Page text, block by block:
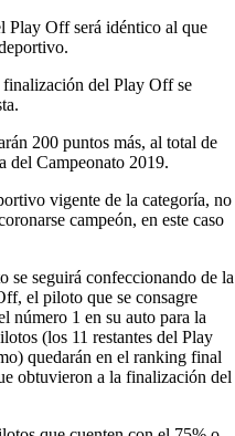
Play Off será idéntico al que
del Play Off se
200 puntos más, al total de
del Campeonato 2019.
vigente de la categoría, no
campeón, en este caso
se seguirá confeccionando de la
el piloto que se consagre
número 1 en su auto para la
(los 11 restantes del Play
quedarán en el ranking final
obtuvieron a la finalización del